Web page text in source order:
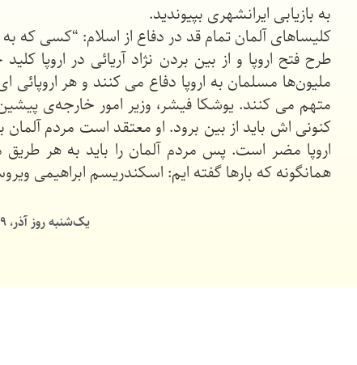
به بازیابی ایرانشهری بپیوندید.
کلیساهای آلمان تمام قد در دفاع از اسلام: “کسی که
طرح فتح اروپا و از بین بردن نژاد آریائی در
ملیون‌ها مسلمان به اروپا دفاع می کنند و هر
متهم می کنند. یوشکا فیشر، وزیر امور خارجه‌ی
کنونی اش باید از بین برود. او معتقد است مردم
اروپا مضر است. پس مردم آلمان را باید به هر
همانگونه که بارها گفته ایم: اسکندریسم ابراهیمی
یک‌شنبه روز آذر، ۹ خرداد ماه سال ۸۵۷۵ زرتشتی، نویسنده: